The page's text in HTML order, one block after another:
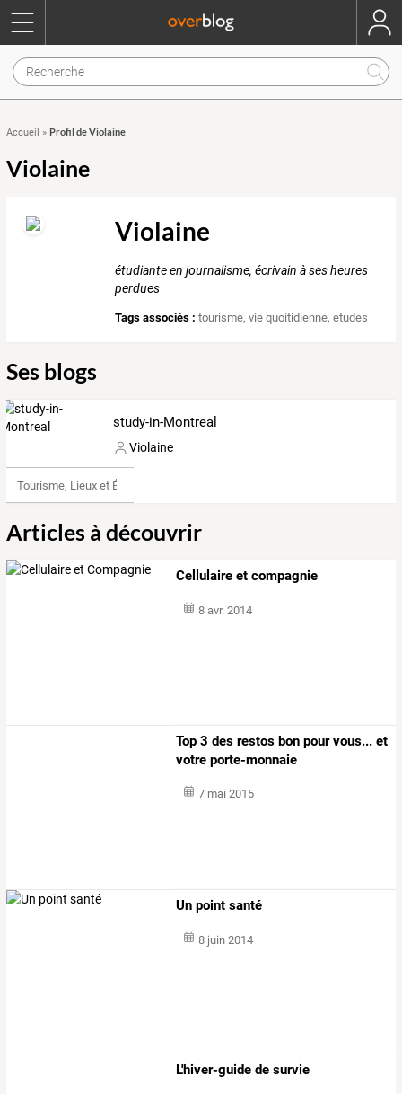
Accueil » Profil de Violaine
Violaine
Violaine
étudiante en journalisme, écrivain à ses heures
perdues
Tags associés : tourisme,vie quoitidienne,etudes
Ses blogs
study-in-Montreal
Violaine
Tourisme, Lieux et Événements
Articles à découvrir
Cellulaire et compagnie
8 avr. 2014
Top 3 des restos bon pour vous... et
votre porte-monnaie
7 mai 2015
Un point santé
8 juin 2014
L'hiver-guide de survie